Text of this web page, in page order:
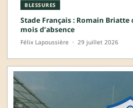
BLESSURES
Stade Français : Romain Briatte
mois d’absence
Félix Lapoussière · 29 juillet 2026